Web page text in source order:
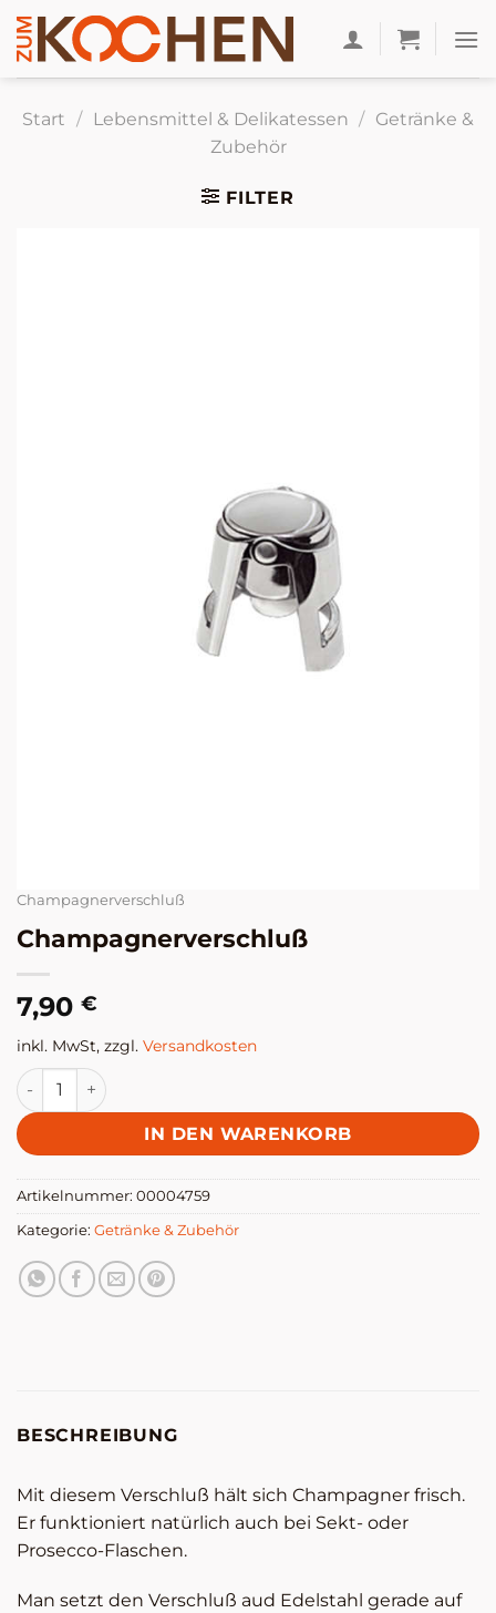
Zum
Inhalt
springen
Start / Lebensmittel & Delikatessen / Getränke &
Zubehör
FILTER
Champagnerverschluß
Champagnerverschluß
7,90 €
inkl. MwSt, zzgl. Versandkosten
Champagnerverschluß Menge
IN DEN WARENKORB
Artikelnummer: 00004759
Kategorie: Getränke & Zubehör
BESCHREIBUNG
Mit diesem Verschluß hält sich Champagner frisch.
Er funktioniert natürlich auch bei Sekt- oder
Prosecco-Flaschen.
Man setzt den Verschluß aud Edelstahl gerade auf